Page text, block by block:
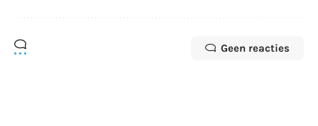
Geen reacties